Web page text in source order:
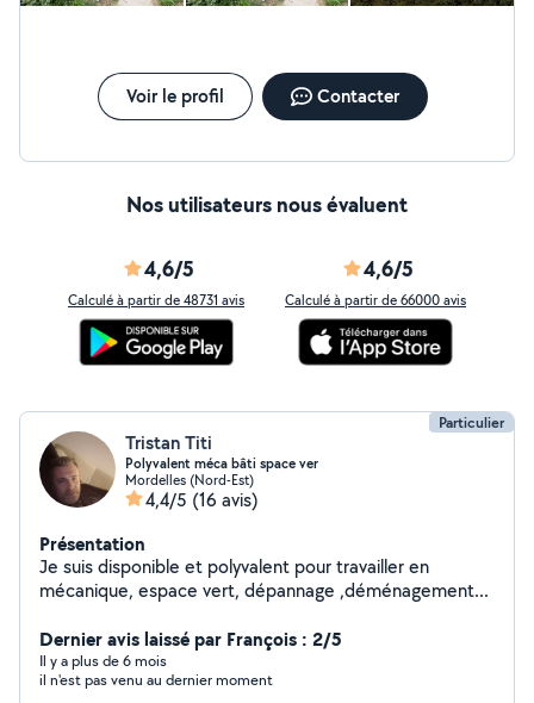
Voir le profil Contacter
Nos utilisateurs nous évaluent
4,6/5
Calculé à partir de 48731 avis
4,6/5
Calculé à partir de 66000 avis
Particulier
Tristan Titi
Polyvalent méca bâti space ver
Mordelles (Nord-Est)
4,4/5 (16 avis)
Présentation
Je suis disponible et polyvalent pour travailler en
mécanique, espace vert, dépannage ,déménagement...
Dernier avis laissé par François : 2/5
Il y a plus de 6 mois
il n'est pas venu au dernier moment